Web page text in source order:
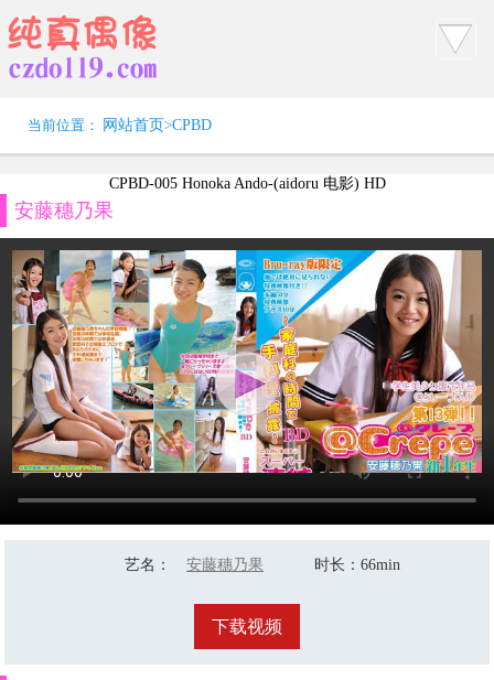
当前位置： 网站首页>CPBD
CPBD-005 Honoka Ando-(aidoru 电影) HD
安藤穗乃果
艺名 ： 安藤穗乃果 时长 ：66min
下载视频